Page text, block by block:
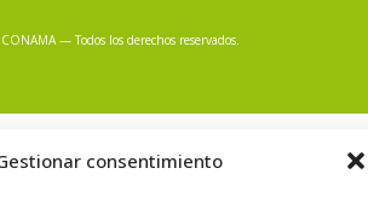
consentimiento
— Todos los derechos reservados.
Política de cookiesConfiguración de Cookies